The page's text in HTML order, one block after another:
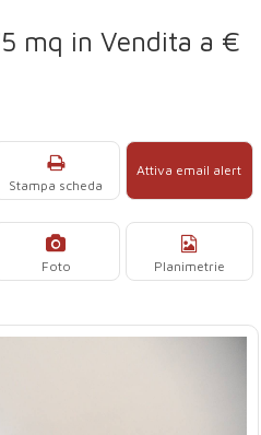
mq in Vendita a €
Attiva email alert
Stampa scheda
Planimetrie
Foto